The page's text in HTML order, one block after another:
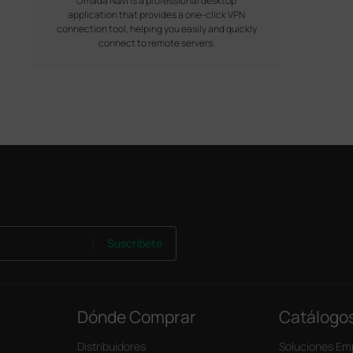
application that provides a one-click VPN
connection tool, helping you easily and quickly
connect to remote servers.
Suscríbete
Dónde Comprar
Distribuidores Soluciones